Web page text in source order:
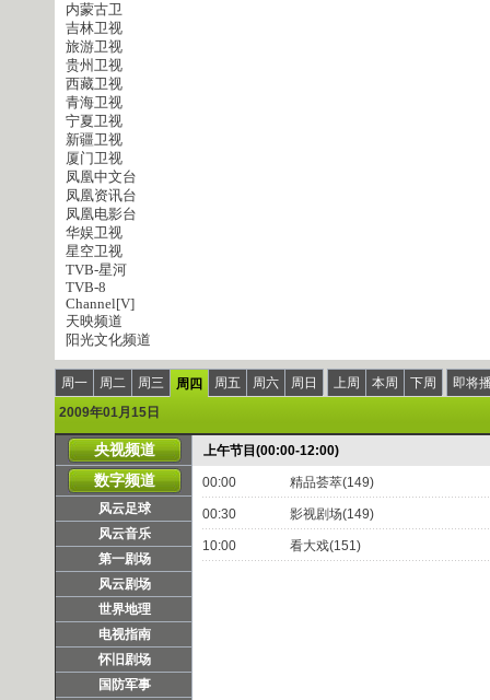
内蒙古卫
吉林卫视
旅游卫视
贵州卫视
西藏卫视
青海卫视
宁夏卫视
新疆卫视
厦门卫视
凤凰中文台
凤凰资讯台
凤凰电影台
华娱卫视
星空卫视
TVB-星河
TVB-8
Channel[V]
天映频道
阳光文化频道
周一 周二 周三 周四 周五 周六 周日 上周 本周 下周
即将
2009年01月15日
央视频道
数字频道
风云足球
风云音乐
第一剧场
风云剧场
世界地理
电视指南
怀旧剧场
国防军事
上午节目(00:00-12:00)
00:00 精品荟萃(149)
00:30 影视剧场(149)
10:00 看大戏(151)